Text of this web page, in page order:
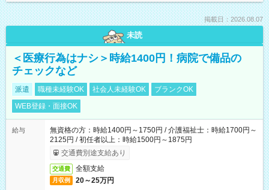
掲載日：2026.08.07
未読
＜医療行為はナシ＞時給1400円！病院で備品の
チェックなど
派遣 職種未経験OK 社会人未経験OK
ブランクOK
WEB登録・面接OK
給与
無資格の方：時給1400円～1750円 / 介護福祉士：時給1700円～
2125円 / 初任者以上：時給1500円～1875円
交通費別途支給あり
交通費 全額支給
月収例 20～25万円